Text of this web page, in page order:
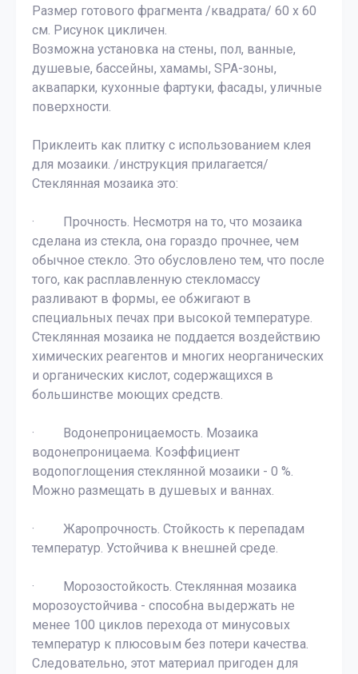
Размер готового фрагмента /квадрата/ 60 х 60
см. Рисунок цикличен.
Возможна установка на стены, пол, ванные,
душевые, бассейны, хамамы, SPA-зоны,
аквапарки, кухонные фартуки, фасады, уличные
поверхности.
Приклеить как плитку с использованием клея
для мозаики. /инструкция прилагается/
Стеклянная мозаика это:
· Прочность. Несмотря на то, что мозаика
сделана из стекла, она гораздо прочнее, чем
обычное стекло. Это обусловлено тем, что после
того, как расплавленную стекломассу
разливают в формы, ее обжигают в
специальных печах при высокой температуре.
Стеклянная мозаика не поддается воздействию
химических реагентов и многих неорганических
и органических кислот, содержащихся в
большинстве моющих средств.
· Водонепроницаемость. Мозаика
водонепроницаема. Коэффициент
водопоглощения стеклянной мозаики - 0 %.
Можно размещать в душевых и ваннах.
· Жаропрочность. Стойкость к перепадам
температур. Устойчива к внешней среде.
· Морозостойкость. Стеклянная мозаика
морозоустойчива - способна выдержать не
менее 100 циклов перехода от минусовых
температур к плюсовым без потери качества.
Следовательно, этот материал пригоден для